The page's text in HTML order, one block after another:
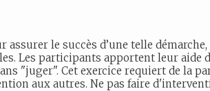
Les participants apportent leur aide
"juger". Cet exercice requiert de la
aux autres. Ne pas faire